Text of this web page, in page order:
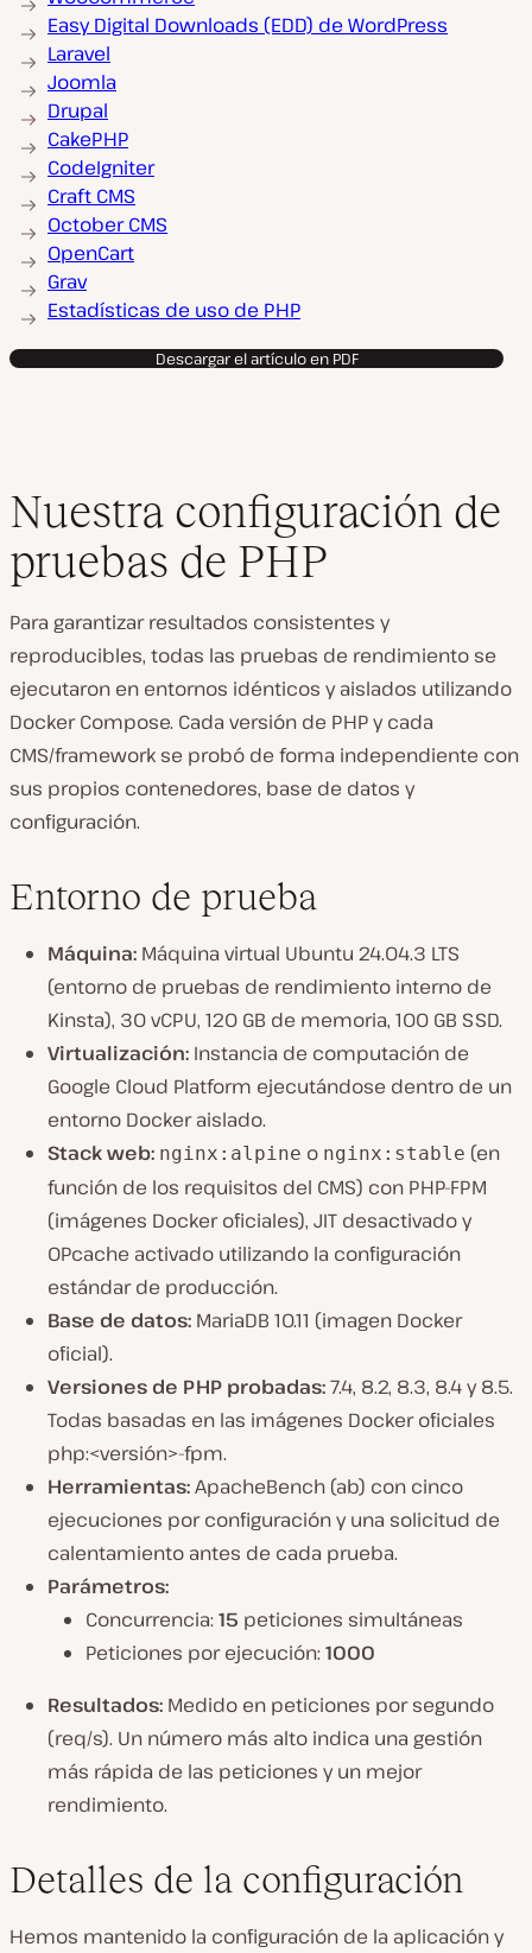
Easy Digital Downloads (EDD) de WordPress
Laravel
Joomla
Drupal
CakePHP
CodeIgniter
Craft CMS
October CMS
OpenCart
Grav
Estadísticas de uso de PHP
Descargar el artículo en PDF
Nuestra configuración de
pruebas de PHP
Para garantizar resultados consistentes y
reproducibles, todas las pruebas de rendimiento se
ejecutaron en entornos idénticos y aislados utilizando
Docker Compose. Cada versión de PHP y cada
CMS/framework se probó de forma independiente con
sus propios contenedores, base de datos y
configuración.
Entorno de prueba
Máquina: Máquina virtual Ubuntu 24.04.3 LTS
(entorno de pruebas de rendimiento interno de
Kinsta), 30 vCPU, 120 GB de memoria, 100 GB SSD.
Virtualización: Instancia de computación de
Google Cloud Platform ejecutándose dentro de un
entorno Docker aislado.
Stack web: nginx:alpine o nginx:stable (en
función de los requisitos del CMS) con PHP-FPM
(imágenes Docker oficiales), JIT desactivado y
OPcache activado utilizando la configuración
estándar de producción.
Base de datos: MariaDB 10.11 (imagen Docker
oficial).
Versiones de PHP probadas:7.4, 8.2, 8.3, 8.4 y 8.5.
Todas basadas en las imágenes Docker oficiales
php:<versión>-fpm.
Herramientas:ApacheBench (ab) con cinco
ejecuciones por configuración y una solicitud de
calentamiento antes de cada prueba.
Parámetros:
Concurrencia: 15 peticiones simultáneas
Peticiones por ejecución: 1000
Resultados: Medido en peticiones por segundo
(req/s). Un número más alto indica una gestión
más rápida de las peticiones y un mejor
rendimiento.
Detalles de la configuración
Hemos mantenido la configuración de la aplicación y